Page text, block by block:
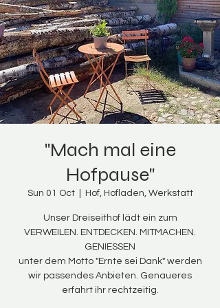
"Mach mal eine
Hofpause"
Sun 01 Oct
  |
Hof, Hofladen, Werkstatt
Unser Dreiseithof lädt ein zum
VERWEILEN. ENTDECKEN. MITMACHEN.
GENIESSEN
unter dem Motto "Ernte sei Dank" werden
wir passendes Anbieten. Genaueres
erfahrt ihr rechtzeitig.